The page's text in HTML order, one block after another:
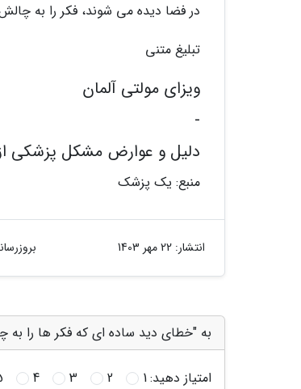
در فضا دیده می شوند، فکر را به
تبلیغ متنی
ویزای مولتی آلمان
-
دلیل و عوارض مشکل پزشکی
منبع: یک پزشک
انتشار: 22 مهر 1403
به "خطای دید ساده ای که فکر ها را
امتیاز دهید:1
2
3
4